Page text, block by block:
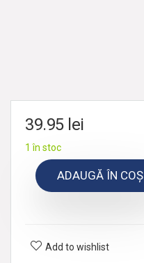
39.95 lei
1 în stoc
ADAUGĂ ÎN COȘ
Add to wishlist